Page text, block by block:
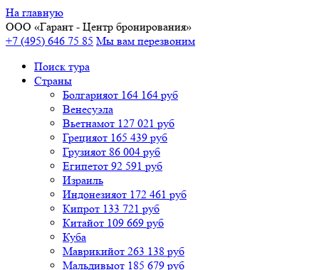
На главную
ООО «Гарант - Центр бронирования»
+7 (495) 646 75 85 Мы вам перезвоним
Поиск тура
Cтраны
Болгарияот 164 164 руб
Венесуэла
Вьетнамот 127 021 руб
Грецияот 165 439 руб
Грузияот 86 004 руб
Египетот 92 591 руб
Израиль
Индонезияот 172 461 руб
Кипрот 133 721 руб
Китайот 109 669 руб
Куба
Маврикийот 263 138 руб
Мальдивыот 185 679 руб